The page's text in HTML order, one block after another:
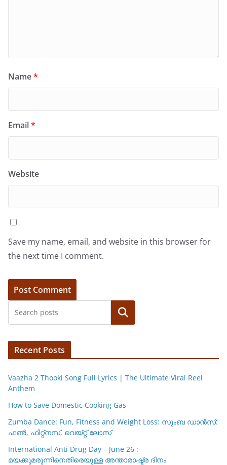
Name*
Email*
Website
Save my name, email, and website in this browser for
the next time I comment.
Search
Recent Posts
Vaazha 2 Thooki Song Full Lyrics | The Ultimate Viral Reel
Anthem
How to Save Domestic Cooking Gas
Zumba Dance: Fun, Fitness and Weight Loss: സുംബ ഡാൻസ്:
ഫണ്‍, ഫിറ്റ്നസ്, വെയ്റ്റ് ലോസ്
International Anti Drug Day – June 26 :
മയക്കുമരുന്നിനെതിരെയുള്ള അന്താരാഷ്ട്ര ദിനം